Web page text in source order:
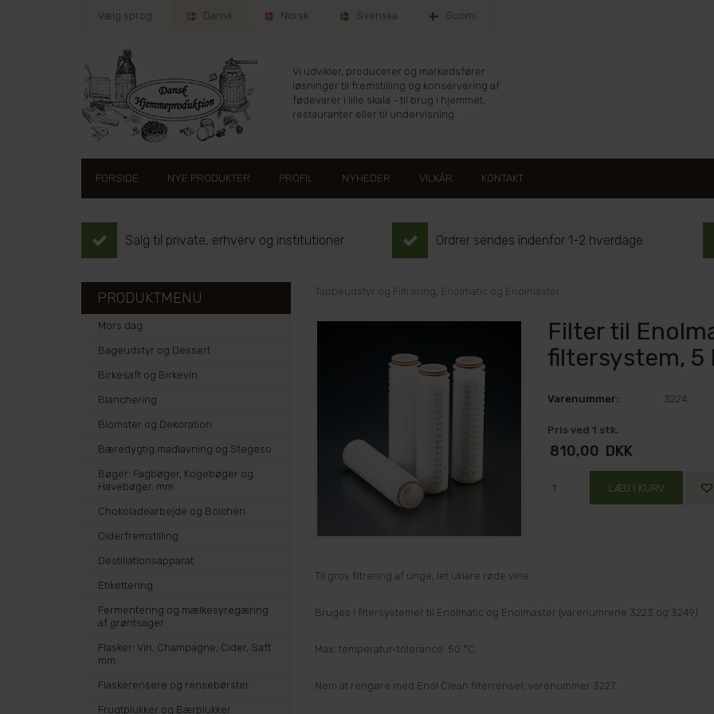
Vælg sprog: Dansk Norsk Svenska Suomi
Vi udvikler, producerer og markedsfører
løsninger til fremstilling og konservering af
fødevarer i lille skala - til brug i hjemmet,
restauranter eller til undervisning.
FORSIDE NYE PRODUKTER PROFIL NYHEDER VILKÅR KONTAKT
Salg til private, erhverv og institutioner Ordrer sendes indenfor 1-2 hverdage
Tappeudstyr og Filtrering, Enolmatic og Enolmaster
Filter til
filtersystem, 5
Varenummer: 3224
Pris ved 1 stk.
810,00 DKK
Til grov filtrering af unge, let uklare røde vine.
Bruges i filtersystemer til Enolmatic og Enolmaster (varenumrene 3223 og 3249)
Max. temperatur-tolerance: 50 °C.
Nem at rengøre med Enol Clean filterrenser, varenummer 3227.
PRODUKTMENU
Mors dag
Bageudstyr og Dessert
Birkesaft og Birkevin
Blanchering
Blomster og Dekoration
Bæredygtig madlavning og Stegeso
Bøger: Fagbøger, Kogebøger og
Havebøger, mm
Chokoladearbejde og Bolcheri
Ciderfremstilling
Destillationsapparat
Etikettering
Fermentering og mælkesyregæring
af grøntsager
Flasker: Vin, Champagne, Cider, Saft
mm.
Flaskerensere og rensebørster
Frugtplukker og Bærplukker